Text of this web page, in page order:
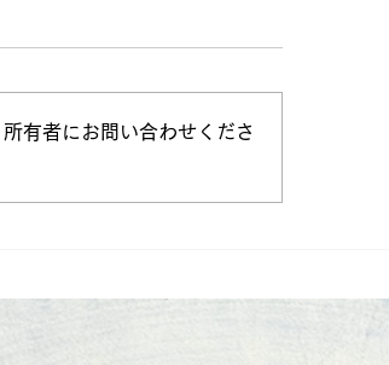
巣、ま
シアル酸含有量を
有者にお問い合わせくださ